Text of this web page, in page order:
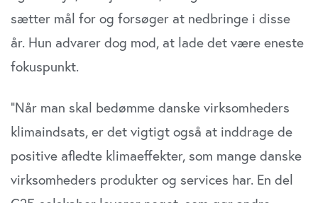
sætter mål for og forsøger at nedbringe i disse
år. Hun advarer dog mod, at lade det være eneste
fokuspunkt.
”Når man skal bedømme danske virksomheders
klimaindsats, er det vigtigt også at inddrage de
positive afledte klimaeffekter, som mange danske
virksomheders produkter og services har. En del